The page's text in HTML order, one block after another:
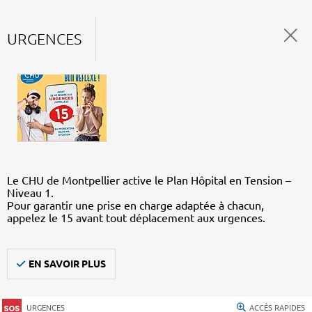
URGENCES
Le CHU de Montpellier active le Plan Hôpital en Tension –
Niveau 1.
Pour garantir une prise en charge adaptée à chacun,
appelez le 15 avant tout déplacement aux urgences.
EN SAVOIR PLUS
URGENCES ACCÈS RAPIDES